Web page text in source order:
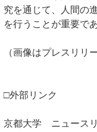
究を通じて、人間の
を行うことが重要で
（画像はプレスリリ
□外部リンク
京都大学 ニュース